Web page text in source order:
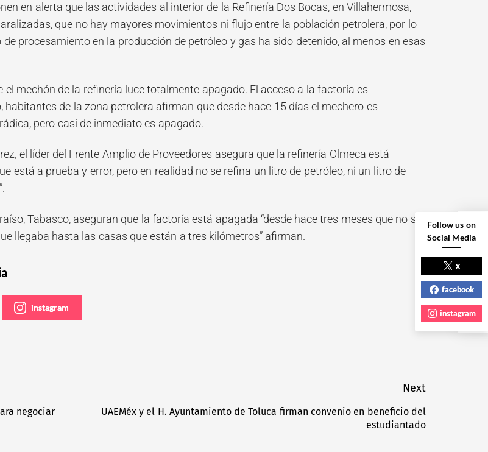
en alerta que las actividades al interior de la Refinería Dos Bocas, en Villahermosa,
que no hay mayores movimientos ni flujo entre la población petrolera, por lo
procesamiento en la producción de petróleo y gas ha sido detenido, al menos en esas
el mechón de la refinería luce totalmente apagado. El acceso a la factoría es
habitantes de la zona petrolera afirman que desde hace 15 días el mechero es
pero casi de inmediato es apagado.
el líder del Frente Amplio de Proveedores asegura que la refinería Olmeca está
está a prueba y error, pero en realidad no se refina un litro de petróleo, ni un litro de
Tabasco, aseguran que la factoría está apagada “desde hace tres meses que no se
llegaba hasta las casas que están a tres kilómetros” afirman.
instagram
negociar
Next
Next
post:
UAEMéx y el H. Ayuntamiento de Toluca firman convenio en beneficio del
estudiantado
NEXT POST
Follow us on
Social Media
x
facebook
instagram